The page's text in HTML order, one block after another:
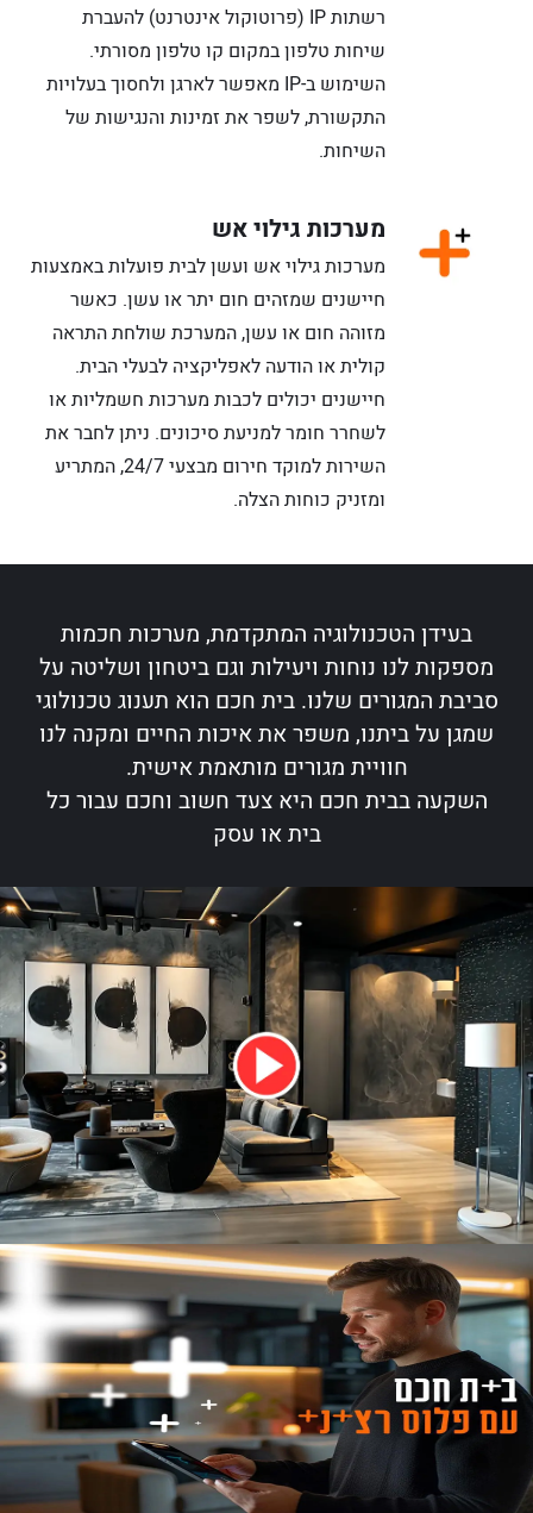
רשתות IP (פרוטוקול אינטרנט) להעברת
שיחות טלפון במקום קו טלפון מסורתי.
השימוש ב-IP מאפשר לארגן ולחסוך בעלויות
התקשורת, לשפר את זמינות והנגישות של
השיחות.
מערכות גילוי אש
מערכות גילוי אש ועשן לבית פועלות באמצעות
חיישנים שמזהים חום יתר או עשן. כאשר
מזוהה חום או עשן, המערכת שולחת התראה
קולית או הודעה לאפליקציה לבעלי הבית.
חיישנים יכולים לכבות מערכות חשמליות או
לשחרר חומר למניעת סיכונים. ניתן לחבר את
השירות למוקד חירום מבצעי 24/7, המתריע
ומזניק כוחות הצלה.
בעידן הטכנולוגיה המתקדמת, מערכות חכמות
מספקות לנו נוחות ויעילות וגם ביטחון ושליטה על
סביבת המגורים שלנו.בית חכם הוא תענוג טכנולוגי
שמגן על ביתנו, משפר את איכות החיים ומקנה לנו
חוויית מגורים מותאמת אישית.
השקעה בבית חכם היא צעד חשוב וחכם עבור כל
בית או עסק